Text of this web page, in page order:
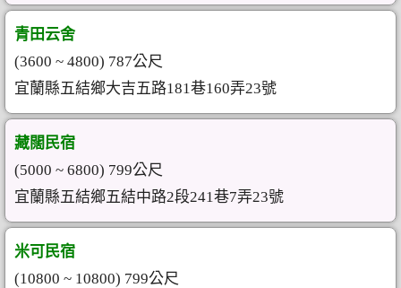
青田云舍
(3600 ~ 4800) 787公尺
宜蘭縣五結鄉大吉五路181巷160弄23號
藏闊民宿
(5000 ~ 6800) 799公尺
宜蘭縣五結鄉五結中路2段241巷7弄23號
米可民宿
(10800 ~ 10800) 799公尺